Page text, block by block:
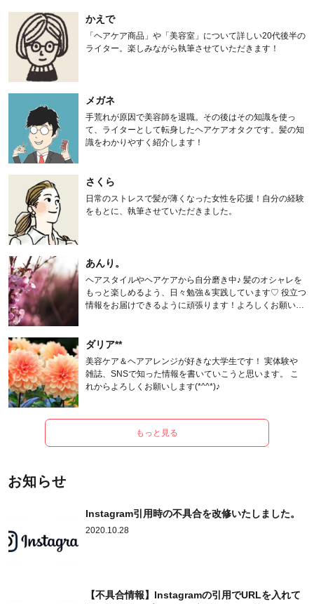
かえで
「ヘアケア商品」や「美容室」について詳しい20代後半の
ライター。楽しみながら執筆させていただきます！
メガネ
手荒れが原因で美容師を退職。その後はその知識を使っ
て、ライターとして転身したヘアケアオタクです。髪の知
識をわかりやすく紹介します！
さくら
日常のストレスで髪が薄くなった女性を応援！自分の経験
をもとに、執筆させていただきました。
あんり。
ヘアスタイルやヘアケアから自分磨き中♪ 髪のオシャレを
もっと楽しめるよう、日々勉強＆実践しています♡ 役立つ
情報をお届けできるように頑張ります！よろしくお願いし
ダリア**
美容ケア＆ヘアアレンジが好きな大学生です！ 実体験や
雑誌、SNSで知った情報を書いていこうと思います。 こ
れからよろしくお願いします(*^^*)♪
もっと見る
お知らせ
Instagram引用時の不具合を改修いたしました。
2020.10.28
【不具合情報】Instagramの引用でURLを入れて